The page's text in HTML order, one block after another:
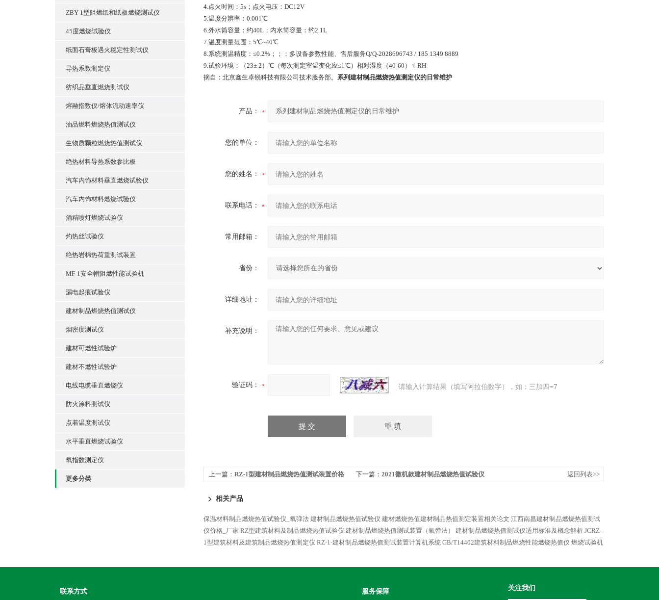
ZBY-1型阻燃纸和纸板燃烧测试仪
45度燃烧试验仪
纸面石膏板遇火稳定性测试仪
导热系数测定仪
纺织品垂直燃烧测试仪
熔融指数仪/熔体流动速率仪
油品燃料燃烧热值测试仪
生物质颗粒燃烧热值测试仪
绝热材料导热系数参比板
汽车内饰材料垂直燃烧试验仪
汽车内饰材料燃烧试验仪
酒精喷灯燃烧试验仪
灼热丝试验仪
绝热岩棉热荷重测试装置
MF-1安全帽阻燃性能试验机
漏电起痕试验仪
建材制品燃烧热值测试仪
烟密度测试仪
建材可燃性试验炉
建材不燃性试验炉
电线电缆垂直燃烧仪
防火涂料测试仪
点着温度测试仪
水平垂直燃烧试验仪
氧指数测定仪
更多分类
4.点火时间：5s；点火电压：DC12V
5.温度分辨率：0.001℃
6.外水筒容量：约40L；内水筒容量：约2.1L
7.温度测量范围：5℃~40℃
8.系统测温精度：≤0.2%；；；多设备参数性能、售后服务Q/Q-2028696743 / 185 1349 8889
9.试验环境：（23± 2）℃（每次测定室温变化应≤1℃）相对湿度（40-60）﹪RH
摘自：北京鑫生卓锐科技有限公司技术服务部。 系列建材制品燃烧热值测定仪的日常维护
产品：
您的单位：
您的姓名：
联系电话：
常用邮箱：
省份：
详细地址：
补充说明：
验证码： 请输入计算结果（填写阿拉伯数字），如：三加四=7
上一篇： RZ-1型建材制品燃烧热值测试装置价格 下一篇： 2021微机款建材制品燃烧热值试验仪 返回列表>>
相关产品
保温材料制品燃烧热值试验仪_氧弹法 建材制品燃烧热值试验仪 建材燃烧热值建材制品热值测定装置相关论文 江西南昌建材制品燃烧热值测试
仪价格_厂家 RZ型建筑材料及制品燃烧热值试验仪 建材制品燃烧热值测试装置（氧弹法） 建材制品燃烧热值测试仪适用标准及概念解析 JCRZ-
1型建筑材料及建筑制品燃烧热值测定仪 RZ-1-建材制品燃烧热值测试装置计算机系统 GB/T14402建筑材料制品燃烧性能燃烧热值仪 燃烧试验机
联系方式 服务保障 关注我们